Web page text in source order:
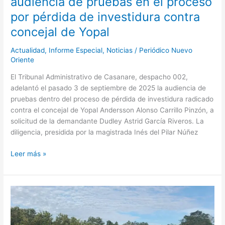
por pérdida de investidura contra
concejal de Yopal
Actualidad, Informe Especial, Noticias / Periódico Nuevo
Oriente
El Tribunal Administrativo de Casanare, despacho 002,
adelantó el pasado 3 de septiembre de 2025 la audiencia de
pruebas dentro del proceso de pérdida de investidura radicado
contra el concejal de Yopal Andersson Alonso Carrillo Pinzón, a
solicitud de la demandante Dudley Astrid García Riveros. La
diligencia, presidida por la magistrada Inés del Pilar Núñez
concejal
de
Leer más »
DOS
HERIDOS
Y